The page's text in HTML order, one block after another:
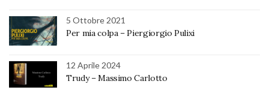
5 Ottobre 2021
Per mia colpa – Piergiorgio Pulixi
12 Aprile 2024
Trudy – Massimo Carlotto